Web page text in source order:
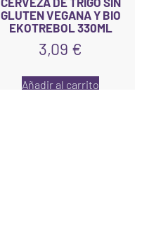
GLUTEN VEGANA Y BIO
EKOTREBOL 330ML
3,09 €
Añadir al carrito